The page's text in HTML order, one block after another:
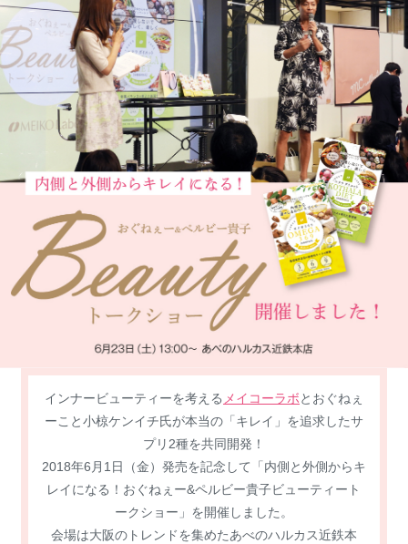
インナービューティーを考える メイコーラボとおぐねぇ
ーこと小椋ケンイチ氏が本当の「キレイ」を追求したサ
プリ2種を共同開発！
2018年6月1日（金）発売を記念して「内側と外側からキ
レイになる！おぐねぇー&ペルビー貴子ビューティート
ークショー」を開催しました。
会場は大阪のトレンドを集めたあべのハルカス近鉄本